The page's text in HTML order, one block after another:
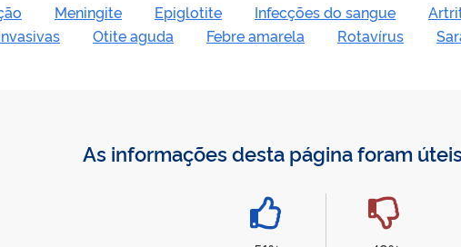
Meningite Epiglotite Infecções do sangue
Otite aguda Febre amarela Rotavírus
As informações desta página foram